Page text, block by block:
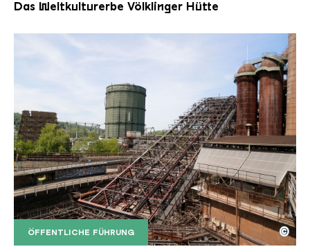
Das Weltkulturerbe Völklinger Hütte
ÖFFENTLICHE FÜHRUNG
Der Erzschrägaufzug der Völklinger Hütte mit
Copyright: Weltkulturerbe Völklinger Hütte | Karl
©